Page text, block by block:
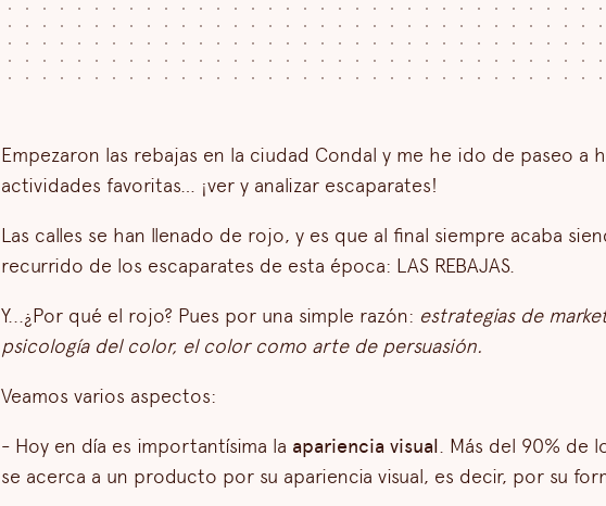
Empezaron las rebajas en la ciudad Condal y me he ido de paseo a
actividades favoritas… ¡ver y analizar escaparates!
Las calles se han llenado de rojo, y es que al final siempre acaba
recurrido de los escaparates de esta época: LAS REBAJAS.
Y...¿Por qué el rojo? Pues por una simple razón: estrategias de
psicología del color, el color como arte de persuasión.
Veamos varios aspectos:
- Hoy en día es importantísima la apariencia visual. Más del 90% de
se acerca a un producto por su apariencia visual, es decir, por su